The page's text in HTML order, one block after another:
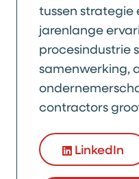
tussen strategie
jarenlange
procesindustrie
samenwerking,
contractors
LinkedIn